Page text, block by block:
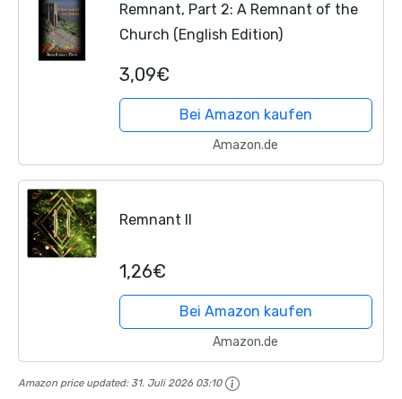
Remnant, Part 2: A Remnant of the
Church (English Edition)
3,09€
Bei Amazon kaufen
Amazon.de
Remnant II
1,26€
Bei Amazon kaufen
Amazon.de
Amazon price updated: 31. Juli 2026 03:10